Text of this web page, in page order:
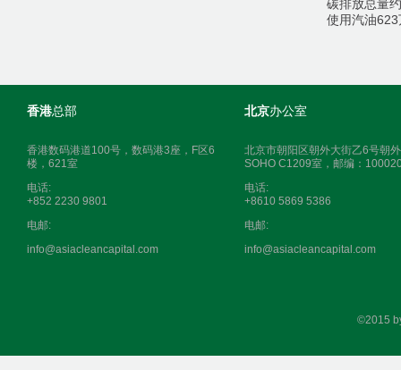
碳排放总量
使用汽油623
香港总部
香港数码港道100号，数码港3座，F区6
楼，621室
电话:
+852 2230 9801
电邮:
info@asiacleancapital.com
北京办公室
北京市朝阳区朝外大街乙6号朝外
SOHO C1209室，邮编：
电话:
+8610 5869 5386
电邮:
info@asiacleancapital.com
©2015